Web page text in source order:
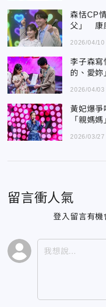
森恬CP
父」 康
2026/04/10
李子森寫
的、愛妳
2026/04/03
黃妃爆爭
「親媽
2026/03/27
留言衝人氣
登入留言有機